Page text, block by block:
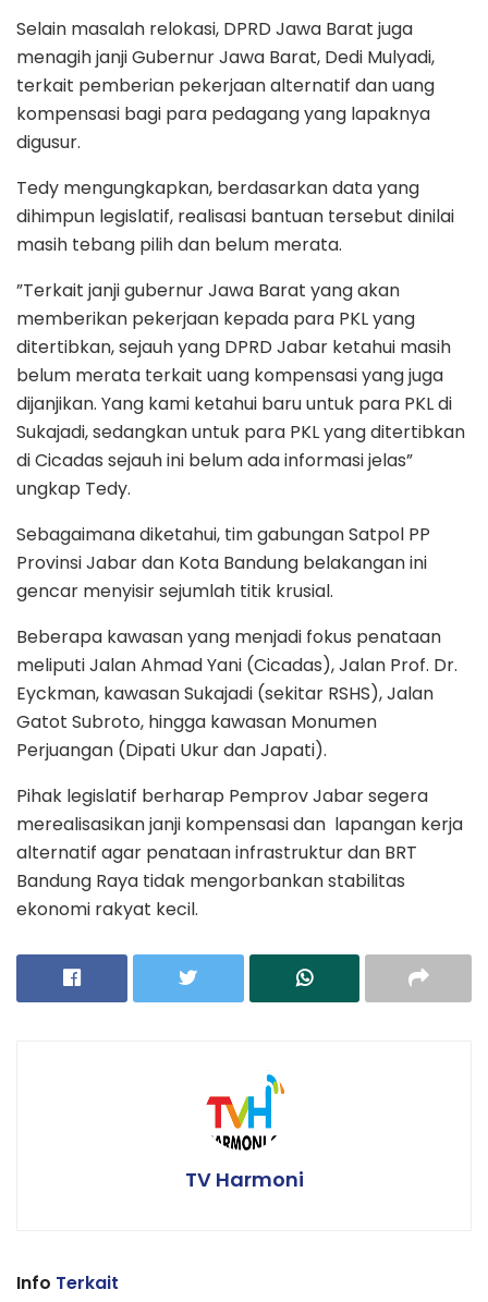
​Selain masalah relokasi, DPRD Jawa Barat juga
menagih janji Gubernur Jawa Barat, Dedi Mulyadi,
terkait pemberian pekerjaan alternatif dan uang
kompensasi bagi para pedagang yang lapaknya
digusur.
​Tedy mengungkapkan, berdasarkan data yang
dihimpun legislatif, realisasi bantuan tersebut dinilai
masih tebang pilih dan belum merata.
​”Terkait janji gubernur Jawa Barat yang akan
memberikan pekerjaan kepada para PKL yang
ditertibkan, sejauh yang DPRD Jabar ketahui masih
belum merata terkait uang kompensasi yang juga
dijanjikan. Yang kami ketahui baru untuk para PKL di
Sukajadi, sedangkan untuk para PKL yang ditertibkan
di Cicadas sejauh ini belum ada informasi jelas”
ungkap Tedy.
Sebagaimana diketahui, tim gabungan Satpol PP
Provinsi Jabar dan Kota Bandung belakangan ini
gencar menyisir sejumlah titik krusial.
Beberapa kawasan yang menjadi fokus penataan
meliputi Jalan Ahmad Yani (Cicadas), Jalan Prof. Dr.
Eyckman, kawasan Sukajadi (sekitar RSHS), Jalan
Gatot Subroto, hingga kawasan Monumen
Perjuangan (Dipati Ukur dan Japati).
​Pihak legislatif berharap Pemprov Jabar segera
merealisasikan janji kompensasi dan lapangan kerja
alternatif agar penataan infrastruktur dan BRT
Bandung Raya tidak mengorbankan stabilitas
ekonomi rakyat kecil.
TV Harmoni
Info Terkait